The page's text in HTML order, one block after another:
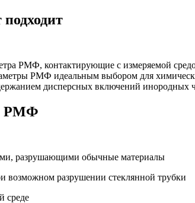
РМФ, контактирующие с измеряемой
РМФ идеальным выбором для
дисперсных включений
РМФ
разрушающими обычные материалы
возможном разрушении стеклянной трубки
среде